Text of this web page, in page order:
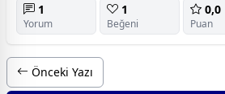
1
Yorum
1
Beğeni
0,0
Puan
Önceki Yazı